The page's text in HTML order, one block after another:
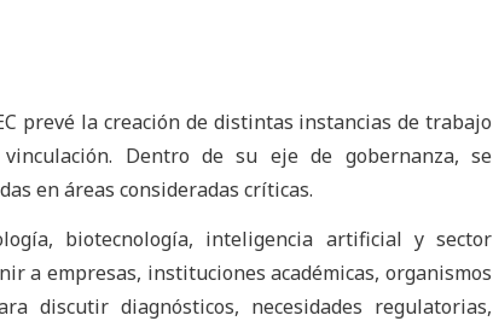
prevé la creación de distintas instancias de trabajo
Dentro de su eje de gobernanza, se
en áreas consideradas críticas.
biotecnología, inteligencia artificial y sector
a empresas, instituciones académicas, organismos
discutir diagnósticos, necesidades regulatorias,